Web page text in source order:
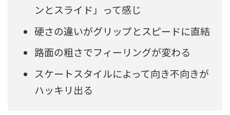
ンとスライド」って感じ
硬さの違いがグリップとスピードに直結
路面の粗さでフィーリングが変わる
スケートスタイルによって向き不向きが
ハッキリ出る